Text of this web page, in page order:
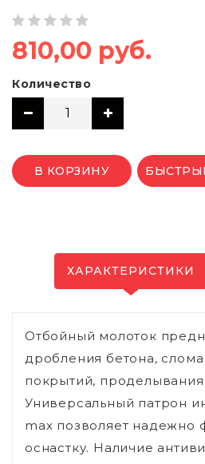
810,00 руб.
Количество
В КОРЗИНУ
ХАРАКТЕРИСТИКИ
Отбойный молоток
дробления бетона,
покрытий,
Универсальный патрон
max позволяет надежно
оснастку. Наличие